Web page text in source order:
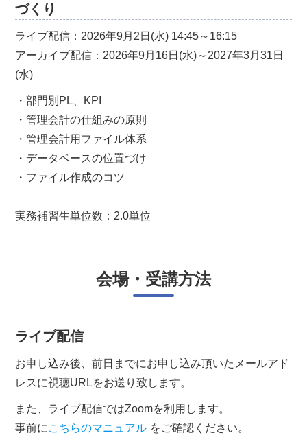
づくり
ライブ配信：2026年9月2日(水) 14:45～16:15
アーカイブ配信：2026年9月16日(水)～2027年3月31日
(水)
・部門別PL、KPI
・管理会計の仕組みの原則
・管理会計用ファイル体系
・データベースの位置づけ
・ファイル作成のコツ
実務補習生単位数：2.0単位
会場・受講方法
ライブ配信
お申し込み後、前日までにお申し込み頂いたメールアド
レスに視聴URLをお送り致します。
また、ライブ配信ではZoomを利用します。
事前に こちらのマニュアル をご確認ください。